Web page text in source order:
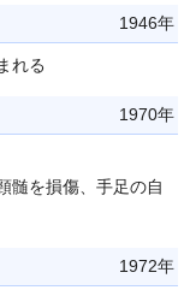
1946年
れる
1970年
髄を損傷、手足の自
1972年